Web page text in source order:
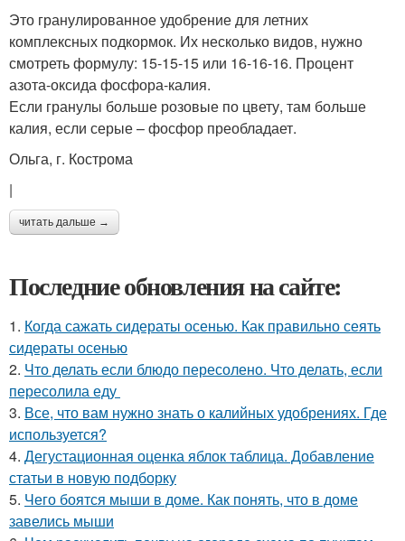
Это гранулированное удобрение для летних
комплексных подкормок. Их несколько видов, нужно
смотреть формулу: 15-15-15 или 16-16-16. Процент
азота-оксида фосфора-калия.
Если гранулы больше розовые по цвету, там больше
калия, если серые – фосфор преобладает.
Ольга, г. Кострома
|
читать дальше →
Последние обновления на сайте:
1. Когда сажать сидераты осенью. Как правильно сеять
сидераты осенью
2. Что делать если блюдо пересолено. Что делать, если
пересолила еду
3. Все, что вам нужно знать о калийных удобрениях. Где
используется?
4. Дегустационная оценка яблок таблица. Добавление
статьи в новую подборку
5. Чего боятся мыши в доме. Как понять, что в доме
завелись мыши